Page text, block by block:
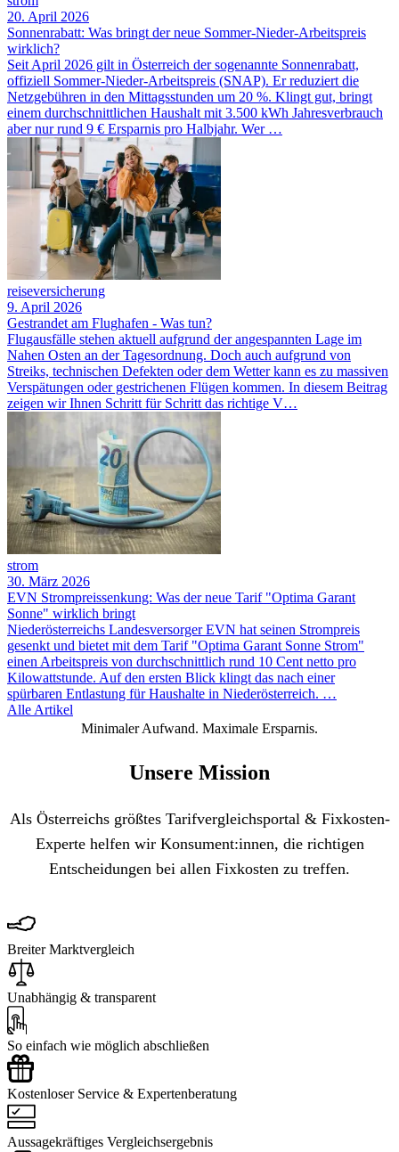
20. April 2026
Sonnenrabatt: Was bringt der neue Sommer-Nieder-Arbeitspreis
wirklich?
Seit April 2026 gilt in Österreich der sogenannte Sonnenrabatt,
offiziell Sommer-Nieder-Arbeitspreis (SNAP). Er reduziert die
Netzgebühren in den Mittagsstunden um 20 %. Klingt gut, bringt
einem durchschnittlichen Haushalt mit 3.500 kWh Jahresverbrauch
aber nur rund 9 € Ersparnis pro Halbjahr. Wer …
reiseversicherung
9. April 2026
Gestrandet am Flughafen - Was tun?
Flugausfälle stehen aktuell aufgrund der angespannten Lage im
Nahen Osten an der Tagesordnung. Doch auch aufgrund von
Streiks, technischen Defekten oder dem Wetter kann es zu massiven
Verspätungen oder gestrichenen Flügen kommen. In diesem Beitrag
zeigen wir Ihnen Schritt für Schritt das richtige V…
strom
30. März 2026
EVN Strompreissenkung: Was der neue Tarif "Optima Garant
Sonne" wirklich bringt
Niederösterreichs Landesversorger EVN hat seinen Strompreis
gesenkt und bietet mit dem Tarif "Optima Garant Sonne Strom"
einen Arbeitspreis von durchschnittlich rund 10 Cent netto pro
Kilowattstunde. Auf den ersten Blick klingt das nach einer
spürbaren Entlastung für Haushalte in Niederösterreich. …
Alle Artikel
Minimaler Aufwand. Maximale Ersparnis.
Unsere Mission
Als Österreichs größtes Tarifvergleichsportal & Fixkosten-
Experte helfen wir Konsument:innen, die richtigen
Entscheidungen bei allen Fixkosten zu treffen.
Breiter Marktvergleich
Unabhängig & transparent
So einfach wie möglich abschließen
Kostenloser Service & Expertenberatung
Aussagekräftiges Vergleichsergebnis